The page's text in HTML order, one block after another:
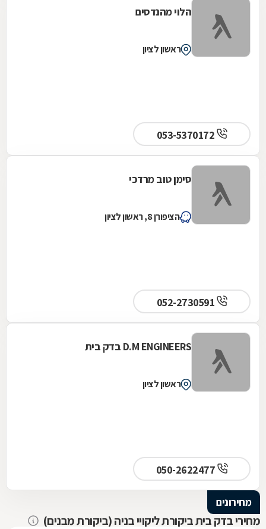
הלוי מהנדסים
ראשון לציון
סימן טוב מרדכי
הציפורן 8, ראשון לציון
D.M ENGINEERS בדק בית
ראשון לציון
מחירונים
מחירי בדק בית ביקורת ליקויי בניה (ביקורת מבנים)